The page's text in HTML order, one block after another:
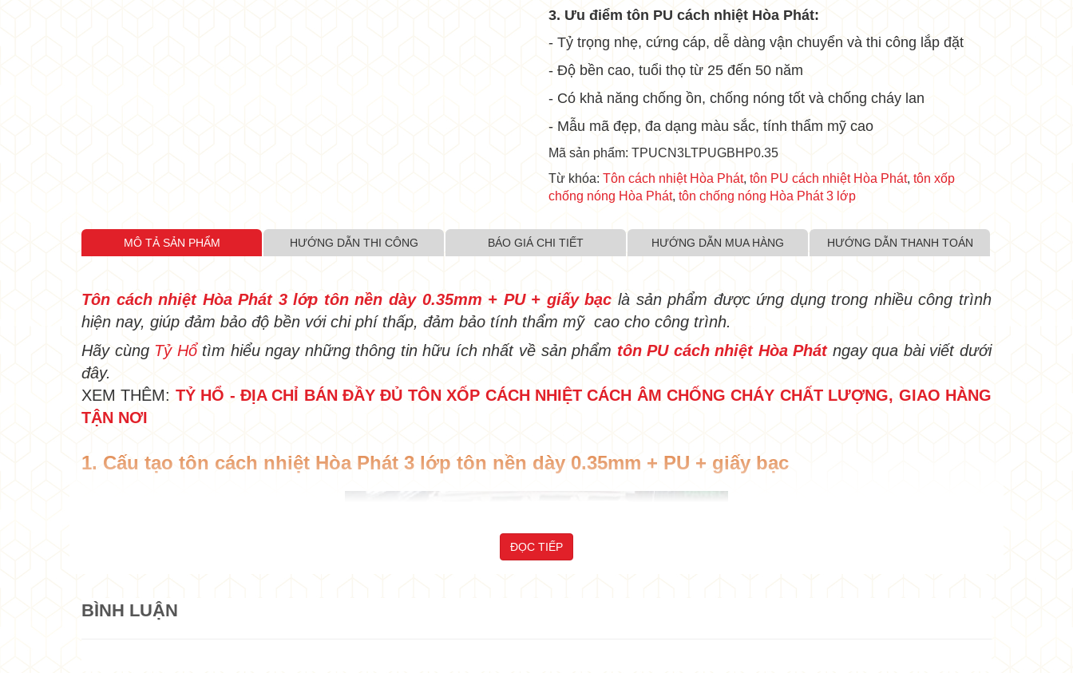
3. Ưu điểm tôn PU cách nhiệt Hòa Phát:
- Tỷ trọng nhẹ, cứng cáp, dễ dàng vận chuyển và thi công lắp đặt
- Độ bền cao, tuổi thọ từ 25 đến 50 năm
- Có khả năng chống ồn, chống nóng tốt và chống cháy lan
- Mẫu mã đẹp, đa dạng màu sắc, tính thẩm mỹ cao
Mã sản phẩm: TPUCN3LTPUGBHP0.35
Từ khóa: Tôn cách nhiệt Hòa Phát, tôn PU cách nhiệt Hòa Phát, tôn xốp
chống nóng Hòa Phát, tôn chống nóng Hòa Phát 3 lớp
MÔ TẢ SẢN PHẨM HƯỚNG DẪN THI CÔNG BÁO GIÁ CHI TIẾT HƯỚNG DẪN MUA HÀNG HƯỚNG DẪN THANH TOÁN
Tôn cách nhiệt Hòa Phát 3 lớp tôn nền dày 0.35mm + PU + giấy bạc là sản phẩm được ứng dụng trong nhiều công trình
hiện nay, giúp đảm bảo độ bền với chi phí thấp, đảm bảo tính thẩm mỹ cao cho công trình.
Hãy cùng Tỷ Hổtìm hiểu ngay những thông tin hữu ích nhất về sản phẩm tôn PU cách nhiệt Hòa Phátngay qua bài viết dưới
đây.
XEM THÊM: TỶ HỔ - ĐỊA CHỈ BÁN ĐẦY ĐỦ TÔN XỐP CÁCH NHIỆT CÁCH ÂM CHỐNG CHÁY CHẤT LƯỢNG, GIAO HÀNG
TẬN NƠI
1. Cấu tạo tôn cách nhiệt Hòa Phát 3 lớp tôn nền dày 0.35mm + PU + giấy bạc
ĐỌC TIẾP
BÌNH LUẬN
•
•
•
•
•